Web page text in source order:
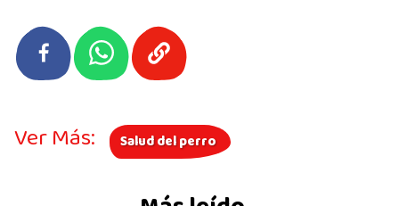
Ver Más: Salud del perro